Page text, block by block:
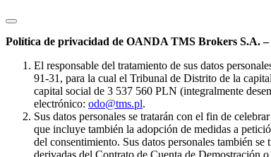
Política de privacidad de OANDA TMS Brokers S.A.
El responsable del tratamiento de sus datos
91-31, para la cual el Tribunal de Distrito de la
capital social de 3 537 560 PLN (integralmente
electrónico: odo@tms.pl.
Sus datos personales se tratarán con el fin de
que incluye también la adopción de medidas a
del consentimiento. Sus datos personales también
derivadas del Contrato de Cuenta de Demostración